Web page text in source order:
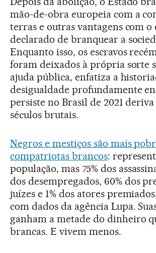
mão-de-obra europeia com a
terras e outras vantagens com o
declarado de branquear a
Enquanto isso, os escravos
foram deixados à própria sorte
ajuda pública, enfatiza a
desigualdade profundamente
persiste no Brasil de 2021 deriva
séculos brutais.
Negros e mestiços são mais
compatriotas brancos:
população, mas 75% dos
dos desempregados, 60% dos
juízes e 1% dos atores
com dados da agência Lupa.
ganham a metade do dinheiro
brancas. E vivem menos.